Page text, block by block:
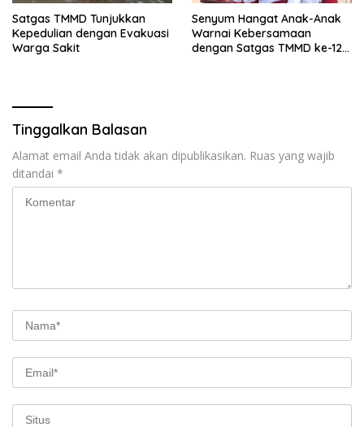
Satgas TMMD Tunjukkan
Kepedulian dengan Evakuasi
Warga Sakit
Senyum Hangat Anak-Anak
Warnai Kebersamaan
dengan Satgas TMMD ke-128
Tinggalkan Balasan
Alamat email Anda tidak akan dipublikasikan. Ruas yang wajib
ditandai *